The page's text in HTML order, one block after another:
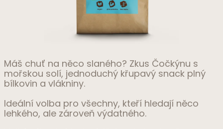
Máš chuť na něco slaného? Zkus Čočkýnu s
mořskou solí, jednoduchý křupavý snack plný
bílkovin a vlákniny.
Ideální volba pro všechny, kteří hledají něco
lehkého, ale zároveň výdatného.